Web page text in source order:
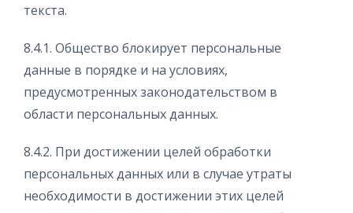
текста.
8.4.1. Общество блокирует персональные
данные в порядке и на условиях,
предусмотренных законодательством в
области персональных данных.
8.4.2. При достижении целей обработки
персональных данных или в случае утраты
необходимости в достижении этих целей